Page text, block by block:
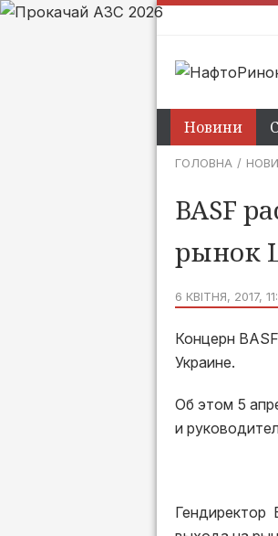
Новини
ГОЛОВНА
BASF
рынок
6 КВІТНЯ, 2017,
Концерн
Украине.
Об этом 5
и
Гендиректор